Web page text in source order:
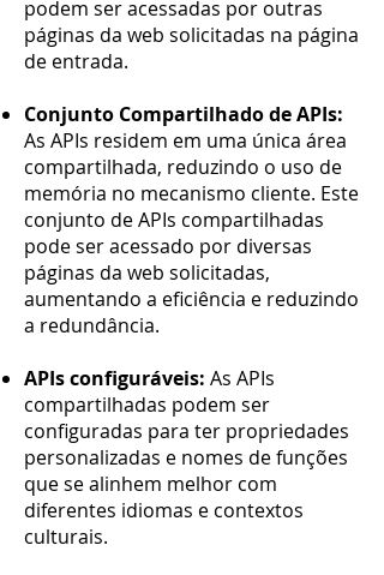
podem ser acessadas por outras
páginas da web solicitadas na página
de entrada.
Conjunto Compartilhado de APIs:
As APIs residem em uma única área
compartilhada, reduzindo o uso de
memória no mecanismo cliente. Este
conjunto de APIs compartilhadas
pode ser acessado por diversas
páginas da web solicitadas,
aumentando a eficiência e reduzindo
a redundância.
APIs configuráveis: As APIs
compartilhadas podem ser
configuradas para ter propriedades
personalizadas e nomes de funções
que se alinhem melhor com
diferentes idiomas e contextos
culturais.